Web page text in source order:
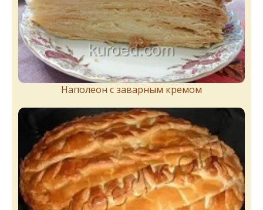
Наполеон с заварным кремом